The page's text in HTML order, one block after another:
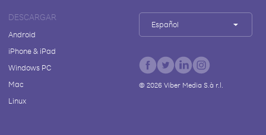
DESCARGAR
Android
iPhone & iPad
Windows PC
Mac
Linux
Español
© 2026Viber Media S.à r.l.